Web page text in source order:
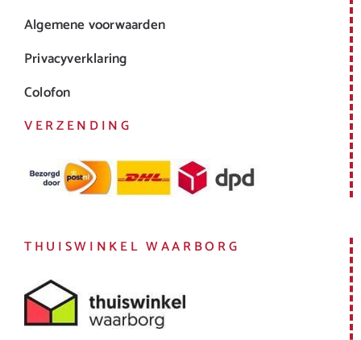
Algemene voorwaarden
Privacyverklaring
Colofon
VERZENDING
THUISWINKEL WAARBORG